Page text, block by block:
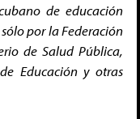
de educación
por la Federación
de Salud Pública,
Educación y otras